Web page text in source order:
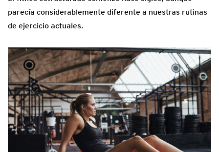
parecía considerablemente diferente a nuestras rutinas
de ejercicio actuales.